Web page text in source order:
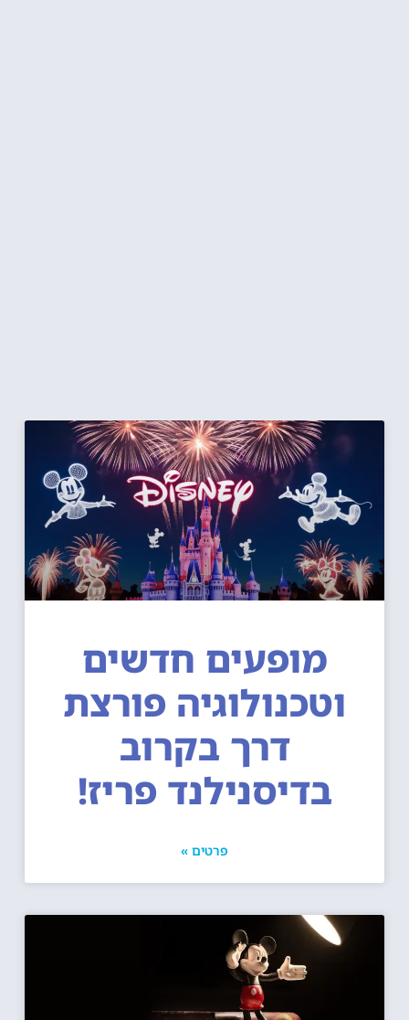
מופעים חדשים
וטכנולוגיה פורצת
דרך בקרוב
בדיסנילנד פריז!
פרטים »